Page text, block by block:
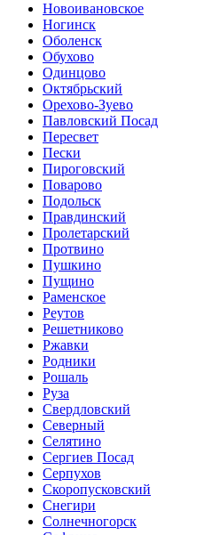
Новоивановское
Ногинск
Оболенск
Обухово
Одинцово
Октябрьский
Орехово-Зуево
Павловский Посад
Пересвет
Пески
Пироговский
Поварово
Подольск
Правдинский
Пролетарский
Протвино
Пушкино
Пущино
Раменское
Реутов
Решетниково
Ржавки
Родники
Рошаль
Руза
Свердловский
Северный
Селятино
Сергиев Посад
Серпухов
Скоропусковский
Снегири
Солнечногорск